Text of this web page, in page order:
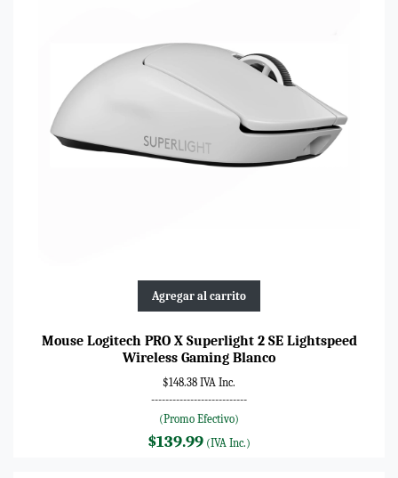
Agregar al carrito
Mouse Logitech PRO X Superlight 2 SE Lightspeed
Wireless Gaming Blanco
$148.38 IVA Inc.
---------------------------
(Promo Efectivo)
$139.99 (IVA Inc.)